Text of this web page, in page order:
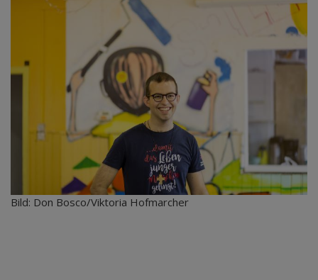
Bild: Don Bosco/Viktoria Hofmarcher